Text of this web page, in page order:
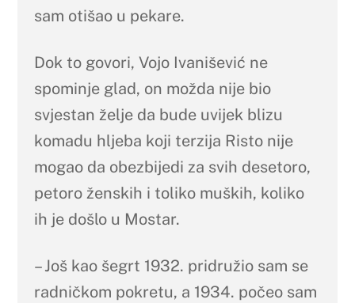
sam otišao u pekare.
Dok to govori, Vojo Ivanišević ne
spominje glad, on možda nije bio
svjestan želje da bude uvijek blizu
komadu hljeba koji terzija Risto nije
mogao da obezbijedi za svih desetoro,
petoro ženskih i toliko muških, koliko
ih je došlo u Mostar.
– Još kao šegrt 1932. pridružio sam se
radničkom pokretu, a 1934. počeo sam